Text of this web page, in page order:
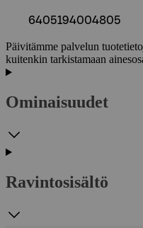
6405194004805
Päivitämme palvelun
kuitenkin tarkistamaan
Ominaisuudet
Ravintosisältö